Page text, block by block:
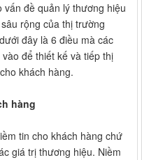
vấn đề quản lý thương hiệu
rộng của thị trường
đây là 6 điều mà các
để thiết kế và tiếp thị
khách hàng.
hàng
tin cho khách hàng chứ
giá trị thương hiệu. Niềm